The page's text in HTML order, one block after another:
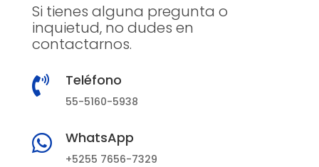
Si tienes alguna pregunta o
inquietud, no dudes en
contactarnos.
 Teléfono
55-5160-5938
 WhatsApp
+5255 7656-7329